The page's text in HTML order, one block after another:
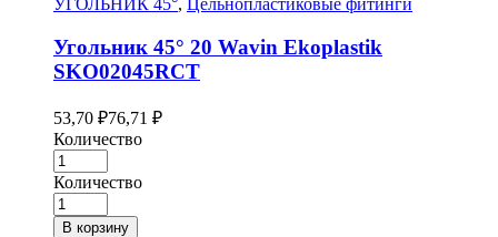
УГОЛЬНИК 45°, Цельнопластиковые фитинги
Угольник 45° 20 Wavin Ekoplastik
SKO02045RCT
53,70 ₽76,71 ₽
Количество
Количество
В корзину